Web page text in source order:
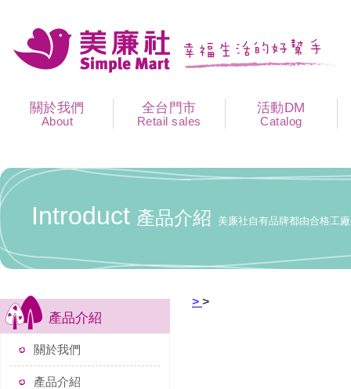
關於我們
About
全台門市
Retail sales
活動DM
Catalog
Introduct 產品介紹 美廉社自有品牌都由合格工
產品介紹
關於我們
產品介紹
> >